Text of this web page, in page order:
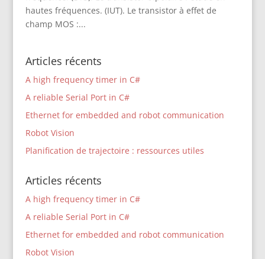
hautes fréquences. (IUT). Le transistor à effet de
champ MOS :...
Articles récents
A high frequency timer in C#
A reliable Serial Port in C#
Ethernet for embedded and robot communication
Robot Vision
Planification de trajectoire : ressources utiles
Articles récents
A high frequency timer in C#
A reliable Serial Port in C#
Ethernet for embedded and robot communication
Robot Vision